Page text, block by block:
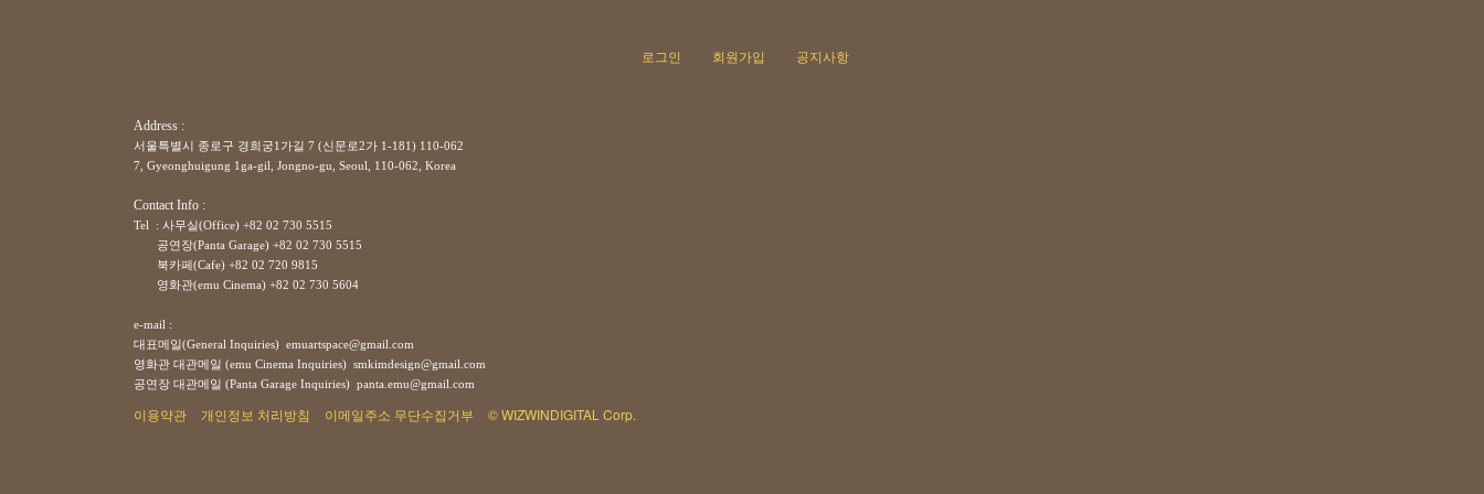
로그인 회원가입 공지사항
Address :
서울특별시 종로구 경희궁1가길 7 (신문로2가 1-181) 110-062
7, Gyeonghuigung 1ga-gil, Jongno-gu, Seoul, 110-062, Korea
Contact Info :
Tel : 사무실(Office) +82 02 730 5515
공연장(Panta Garage) +82 02 730 5515
북카페(Cafe) +82 02 720 9815
영화관(emu Cinema) +82 02 730 5604
e-mail :
대표메일(General Inquiries) emuartspace@gmail.com
영화관 대관메일 (emu Cinema Inquiries) smkimdesign@gmail.com
공연장 대관메일 (Panta Garage Inquiries) panta.emu@gmail.com
이용약관 개인정보 처리방침 이메일주소 무단수집거부 © WIZWINDIGITAL Corp.